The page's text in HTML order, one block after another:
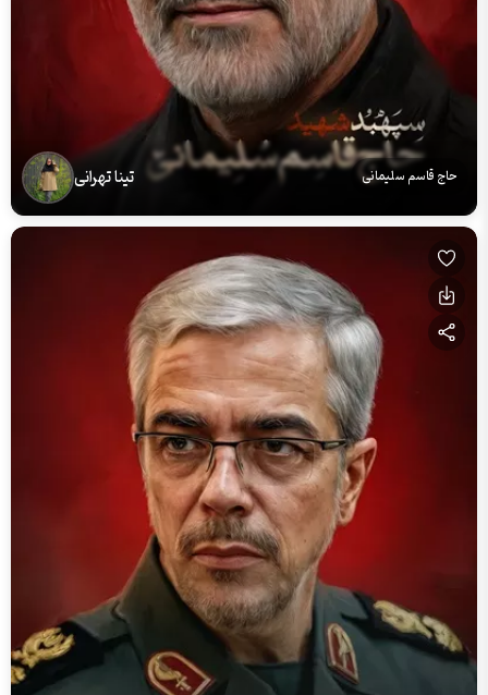
حاج قاسم سلیمانی تینا تهرانی